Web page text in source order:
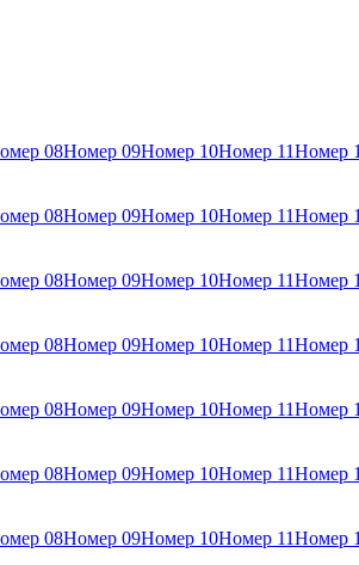
08Номер 09Номер 10Номер 11Номер
08Номер 09Номер 10Номер 11Номер
08Номер 09Номер 10Номер 11Номер
08Номер 09Номер 10Номер 11Номер
08Номер 09Номер 10Номер 11Номер
08Номер 09Номер 10Номер 11Номер
08Номер 09Номер 10Номер 11Номер